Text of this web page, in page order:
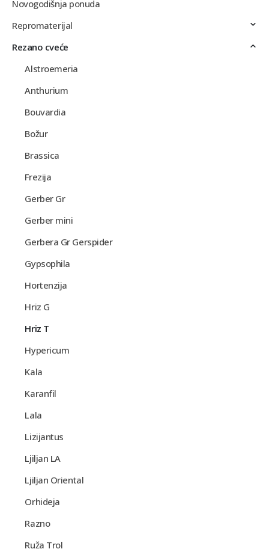
Novogodišnja ponuda
Repromaterijal
Rezano cveće
Alstroemeria
Anthurium
Bouvardia
Božur
Brassica
Frezija
Gerber Gr
Gerber mini
Gerbera Gr Gerspider
Gypsophila
Hortenzija
Hriz G
Hriz T
Hypericum
Kala
Karanfil
Lala
Lizijantus
Ljiljan LA
Ljiljan Oriental
Orhideja
Razno
Ruža Trol